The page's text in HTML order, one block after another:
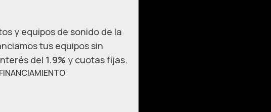
y equipos de sonido de la
tus equipos sin
del 1.9% y cuotas fijas.